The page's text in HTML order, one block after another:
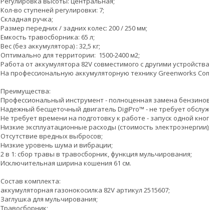
Кол-во ступеней регулировки: 7;
Складная ручка;
Размер передних / задних колес: 200 / 250 мм;
Емкость травосборника: 65 л;
Вес (без аккумулятора) : 32,5 кг;
Оптимально для территории: 1500-2400 м2;
Работа от аккумулятора 82V совместимого с другими
На профессиональную аккумуляторную технику Greenworks
Преимущества:
Профессиональный инструмент - полноценная замена
Надежный бесщеточный двигатель DigiPro™ - не требует
Не требует времени на подготовку к работе - запуск одной
Низкие эксплуатационные расходы (стоимость электроэнергии);
Отсутствие вредных выбросов;
Низкие уровень шума и вибрации;
2 в 1: сбор травы в травосборник, функция мульчирования;
Исключительная ширина кошения 61 см.
Состав комплекта:
аккумуляторная газонокосилка 82V артикул 2515607;
Заглушка для мульчирования;
Травосборник;